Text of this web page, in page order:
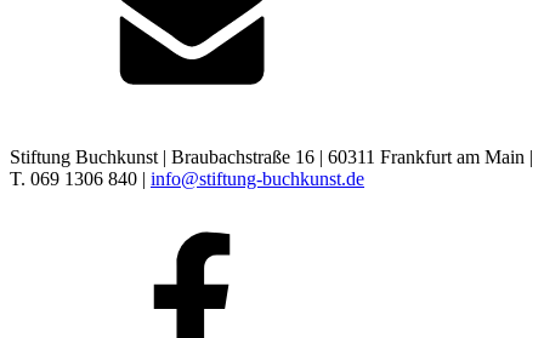
Stiftung Buchkunst | Braubachstraße 16 | 60311 Frankfurt am Main |
T. 069 1306 840 | info@stiftung-buchkunst.de